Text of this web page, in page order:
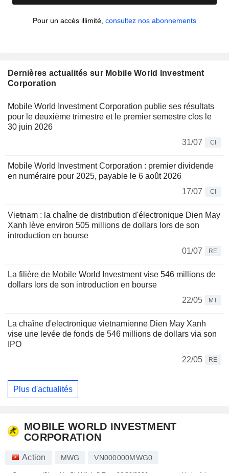
Pour un accès illimité, consultez nos abonnements
Dernières actualités sur Mobile World Investment
Corporation
Mobile World Investment Corporation publie ses résultats
pour le deuxième trimestre et le premier semestre clos le
30 juin 2026
31/07
CI
Mobile World Investment Corporation : premier dividende
en numéraire pour 2025, payable le 6 août 2026
17/07
CI
Vietnam : la chaîne de distribution d'électronique Dien May
Xanh lève environ 505 millions de dollars lors de son
introduction en bourse
01/07
RE
La filière de Mobile World Investment vise 546 millions de
dollars lors de son introduction en bourse
22/05
MT
La chaîne d'electronique vietnamienne Dien May Xanh
vise une levée de fonds de 546 millions de dollars via son
IPO
22/05
RE
Plus d'actualités
MOBILE WORLD INVESTMENT
CORPORATION
Action MWG VN000000MWG0